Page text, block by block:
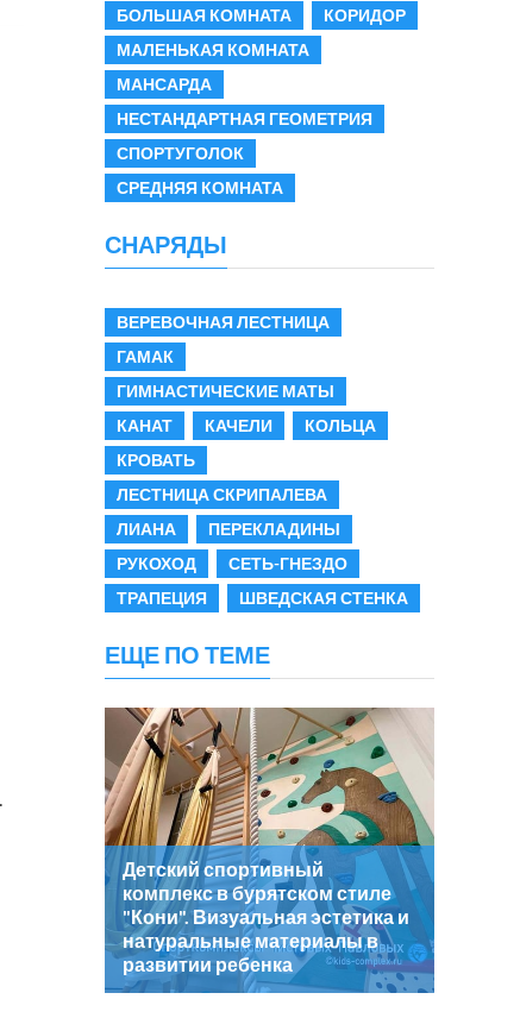
БОЛЬШАЯ КОМНАТА
КОРИДОР
МАЛЕНЬКАЯ КОМНАТА
МАНСАРДА
НЕСТАНДАРТНАЯ ГЕОМЕТРИЯ
СПОРТУГОЛОК
СРЕДНЯЯ КОМНАТА
СНАРЯДЫ
ВЕРЕВОЧНАЯ ЛЕСТНИЦА
ГАМАК
ГИМНАСТИЧЕСКИЕ МАТЫ
КАНАТ
КАЧЕЛИ
КОЛЬЦА
КРОВАТЬ
ЛЕСТНИЦА СКРИПАЛЕВА
ЛИАНА
ПЕРЕКЛАДИНЫ
РУКОХОД
СЕТЬ-ГНЕЗДО
ТРАПЕЦИЯ
ШВЕДСКАЯ СТЕНКА
ЕЩЕ ПО ТЕМЕ
Детский спортивный
комплекс в бурятском стиле
"Кони". Визуальная эстетика и
натуральные материалы в
развитии ребенка